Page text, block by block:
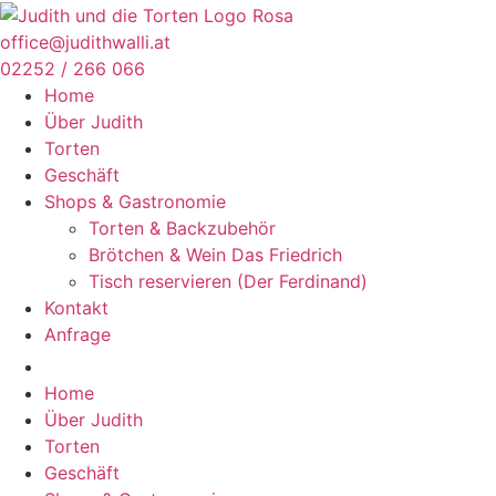
Zum
Inhalt
springen
office@judithwalli.at
02252 / 266 066
Home
Über Judith
Torten
Geschäft
Shops & Gastronomie
Torten & Backzubehör
Brötchen & Wein Das Friedrich
Tisch reservieren (Der Ferdinand)
Kontakt
Anfrage
Home
Über Judith
Torten
Geschäft